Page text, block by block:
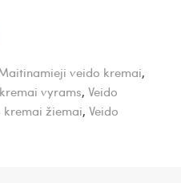
veido kremai,
vyrams, Veido
kremai žiemai, Veido